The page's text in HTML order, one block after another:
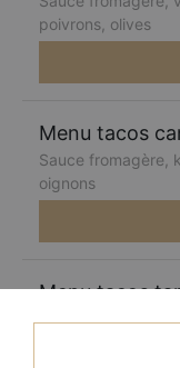
poivrons, olives
Menu tacos
Sauce fromagère,
oignons
Menu tacos
Sauce fromagère,